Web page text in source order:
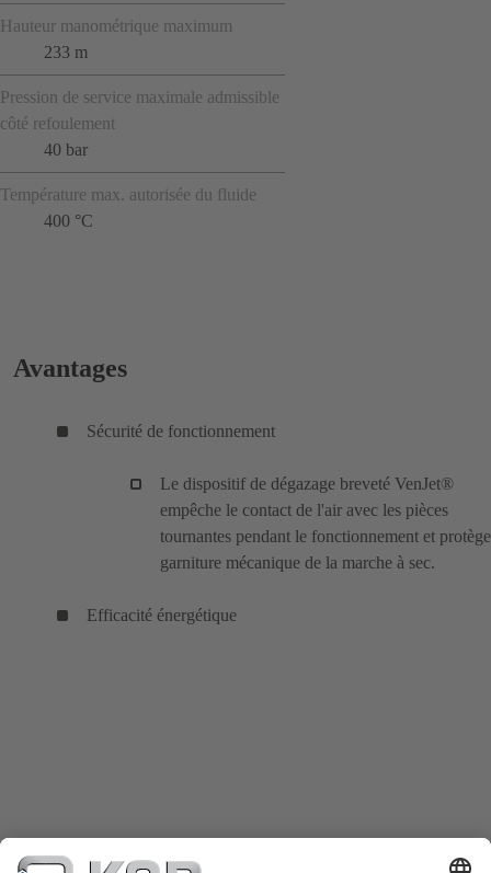
Hauteur manométrique maximum
233 m
Pression de service maximale admissible
côté refoulement
40 bar
Température max. autorisée du fluide
400 °C
Avantages
Sécurité de fonctionnement
Le dispositif de dégazage breveté VenJet®
empêche le contact de l'air avec les pièces
tournantes pendant le fonctionnement et
garniture mécanique de la marche à sec.
Efficacité énergétique